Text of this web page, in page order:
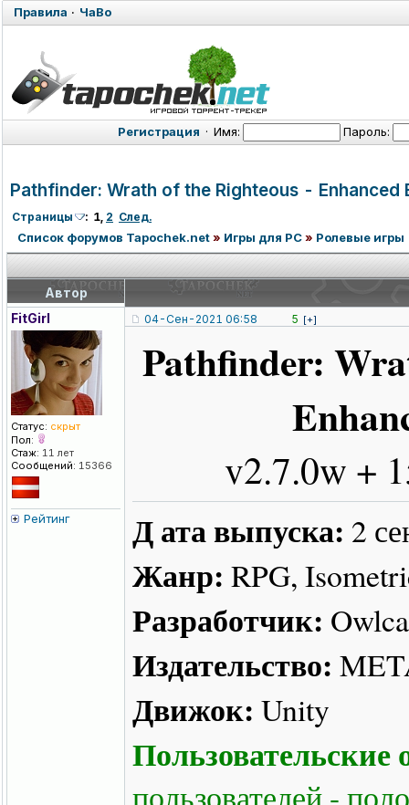
Правила · ЧаВо
Регистрация · Имя: Пароль:
Pathfinder: Wrath of the Righteous - Enhanced
Страницы : 1, 2 След.
Список форумов Tapochek.net» Игры для PC» Ролевые игры
Автор
FitGirl
Статус: скрыт
Пол:
Стаж: 11 лет
Сообщений: 15366
Рейтинг
04-Сен-2021 06:58 5 [+]
Pathfinder:
v2.7.0w +
Д ата выпуска: 2
Жанр: RPG,
Разработчик:
Издательство:
Движок: Unity
Пользовательские
пользователей -